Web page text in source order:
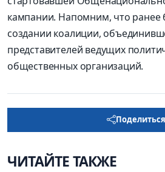
кампании. Напомним, что ранее
создании коалиции,
представителей ведущих
общественных организаций.
Поделиться
ЧИТАЙТЕ ТАКЖЕ